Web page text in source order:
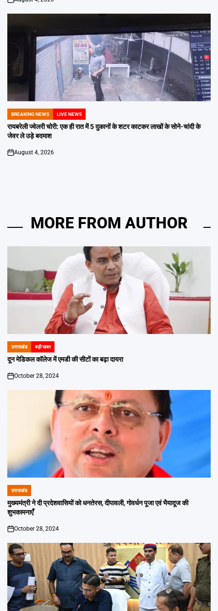
on
POSTED
IN
BREAKING NEWS LIVE NEWS
रायबरेली ज्वेलरी चोरी: एक ही रात में 5 दुकानों के शटर काटकर लाखों के सोने-चांदी के
जेवर ले उड़े बदमाश
on
August 4, 2026
MORE FROM AUTHOR
POSTED
IN
उत्तराखंड बड़ी खबर
दून मेडिकल कॉलेज में एमडी की सीटों का बढ़ा दायरा
on
October 28, 2024
POSTED
IN
उत्तराखंड
मुख्यमंत्री ने दी प्रदेशवासियों को धनतेरस, दीपावली, गोवर्धन पूजा एवं भैयादूज की
शुभकामनाएँ
on
October 28, 2024